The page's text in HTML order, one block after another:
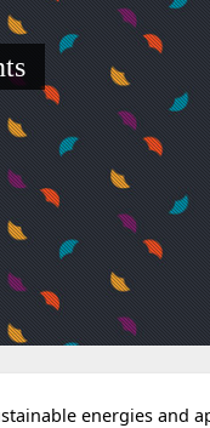
energies and